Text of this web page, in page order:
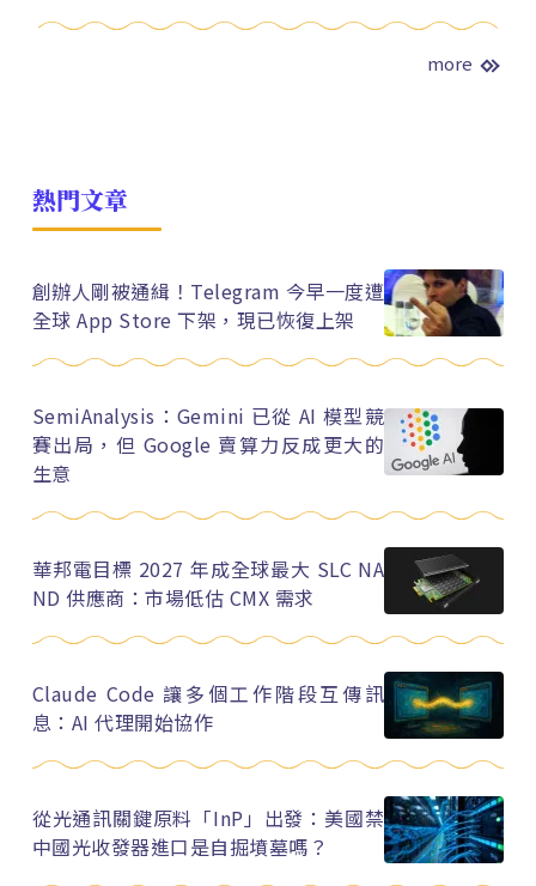
more
熱門文章
創辦人剛被通緝！Telegram 今早一度遭
全球 App Store 下架，現已恢復上架
SemiAnalysis：Gemini 已從 AI 模型競
賽出局，但 Google 賣算力反成更大的
生意
華邦電目標 2027 年成全球最大 SLC NA
ND 供應商：市場低估 CMX 需求
Claude Code 讓多個工作階段互傳訊
息：AI 代理開始協作
從光通訊關鍵原料「InP」出發：美國禁
中國光收發器進口是自掘墳墓嗎？